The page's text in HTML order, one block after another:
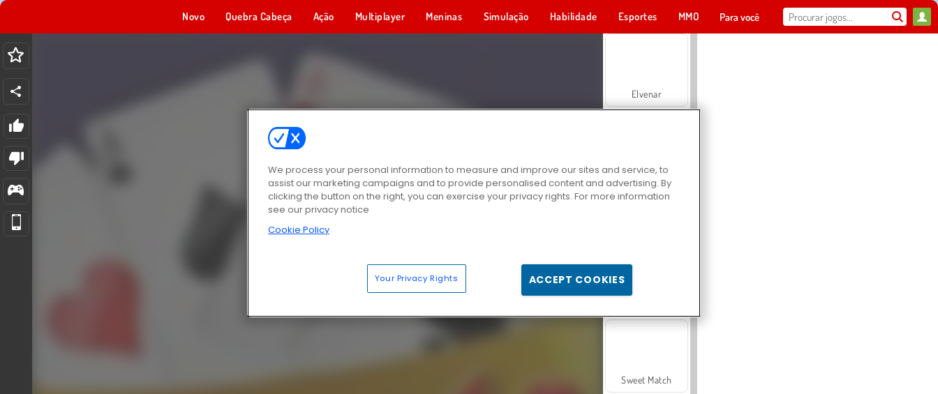
Novo Quebra Cabeça Ação Multiplayer Meninas Simulação Habilidade Esportes MMO Para você
Elvenar
Sweet Match
We process your personal information to measure and improve our sites and service, to
assist our marketing campaigns and to provide personalised content and advertising. By
clicking the button on the right, you can exercise your privacy rights. For more information
see our privacy notice
Cookie Policy
Your Privacy Rights ACCEPT COOKIES